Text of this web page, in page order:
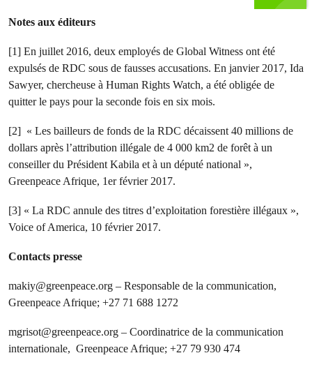
Notes aux éditeurs
[1] En juillet 2016, deux employés de Global Witness ont été
expulsés de RDC sous de fausses accusations. En janvier 2017, Ida
Sawyer, chercheuse à Human Rights Watch, a été obligée de
quitter le pays pour la seconde fois en six mois.
[2] « Les bailleurs de fonds de la RDC décaissent 40 millions de
dollars après l’attribution illégale de 4 000 km2 de forêt à un
conseiller du Président Kabila et à un député national »,
Greenpeace Afrique, 1er février 2017.
[3] « La RDC annule des titres d’exploitation forestière illégaux »,
Voice of America, 10 février 2017.
Contacts presse
makiy@greenpeace.org – Responsable de la communication,
Greenpeace Afrique; +27 71 688 1272
mgrisot@greenpeace.org – Coordinatrice de la communication
internationale, Greenpeace Afrique; +27 79 930 474